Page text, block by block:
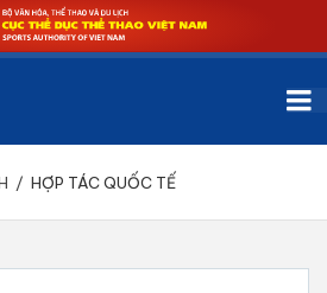
/ HỢP TÁC QUỐC TẾ